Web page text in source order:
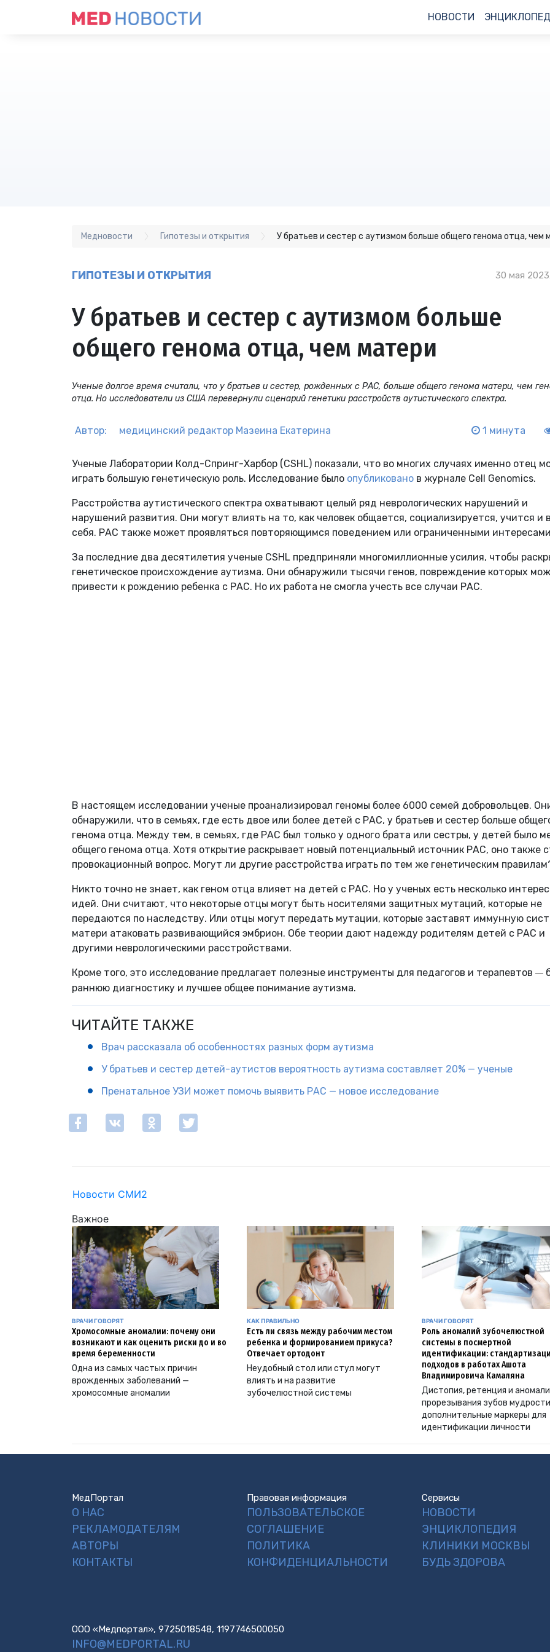
НОВОСТИ
Медновости Гипотезы и открытия У братьев и сестер с аутизмом больше общего генома отца, чем
ГИПОТЕЗЫ И ОТКРЫТИЯ 30 мая
У братьев и сестер с аутизмом больше
общего генома отца, чем матери
Ученые долгое время считали, что у братьев и сестер, рожденных с РАС, больше общего генома матери, чем
отца. Но исследователи из США перевернули сценарий генетики расстройств аутистического спектра.
Автор: медицинский редактор Мазеина Екатерина 1 минута
Ученые Лаборатории Колд-Спринг-Харбор (CSHL) показали, что во многих случаях именно отец
играть большую генетическую роль. Исследование было опубликовано в журнале Cell Genomics.
Расстройства аутистического спектра охватывают целый ряд неврологических нарушений и
нарушений развития. Они могут влиять на то, как человек общается, социализируется, учится и
себя. РАС также может проявляться повторяющимся поведением или ограниченными
За последние два десятилетия ученые CSHL предприняли многомиллионные усилия, чтобы
генетическое происхождение аутизма. Они обнаружили тысячи генов, повреждение которых
привести к рождению ребенка с РАС. Но их работа не смогла учесть все случаи РАС.
В настоящем исследовании ученые проанализировал геномы более 6000 семей добровольцев.
обнаружили, что в семьях, где есть двое или более детей с РАС, у братьев и сестер больше
генома отца. Между тем, в семьях, где РАС был только у одного брата или сестры, у детей было
общего генома отца. Хотя открытие раскрывает новый потенциальный источник РАС, оно также
провокационный вопрос. Могут ли другие расстройства играть по тем же генетическим
Никто точно не знает, как геном отца влияет на детей с РАС. Но у ученых есть несколько
идей. Они считают, что некоторые отцы могут быть носителями защитных мутаций, которые не
передаются по наследству. Или отцы могут передать мутации, которые заставят иммунную
матери атаковать развивающийся эмбрион. Обе теории дают надежду родителям детей с РАС и
другими неврологическими расстройствами.
Кроме того, это исследование предлагает полезные инструменты для педагогов и терапевтов —
раннюю диагностику и лучшее общее понимание аутизма.
ЧИТАЙТЕ ТАКЖЕ
Врач рассказала об особенностях разных форм аутизма
У братьев и сестер детей-аутистов вероятность аутизма составляет 20% — ученые
Пренатальное УЗИ может помочь выявить РАС — новое исследование
Новости СМИ2
Важное
ВРАЧИ ГОВОРЯТ
Хромосомные аномалии: почему они
возникают и как оценить риски до и во
время беременности
Одна из самых частых причин
врожденных заболеваний —
хромосомные аномалии
КАК ПРАВИЛЬНО
Есть ли связь между рабочим местом
ребенка и формированием прикуса?
Отвечает ортодонт
Неудобный стол или стул могут
влиять и на развитие
зубочелюстной системы
ВРАЧИ ГОВОРЯТ
Роль аномалий зубочелюстной
системы в посмертной
идентификации:
подходов в работах Ашота
Владимировича Камаляна
Дистопия, ретенция и
прорезывания зубов
дополнительные маркеры для
идентификации личности
МедПортал
О НАС
РЕКЛАМОДАТЕЛЯМ
АВТОРЫ
КОНТАКТЫ
Правовая информация
ПОЛЬЗОВАТЕЛЬСКОЕ
СОГЛАШЕНИЕ
ПОЛИТИКА
КОНФИДЕНЦИАЛЬНОСТИ
Сервисы
НОВОСТИ
ЭНЦИКЛОПЕДИЯ
КЛИНИКИ МОСКВЫ
БУДЬ ЗДОРОВА
ООО «Медпортал», 9725018548, 1197746500050
INFO@MEDPORTAL.RU